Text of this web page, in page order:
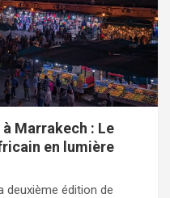
Marrakech : Le
en lumière
deuxième édition de